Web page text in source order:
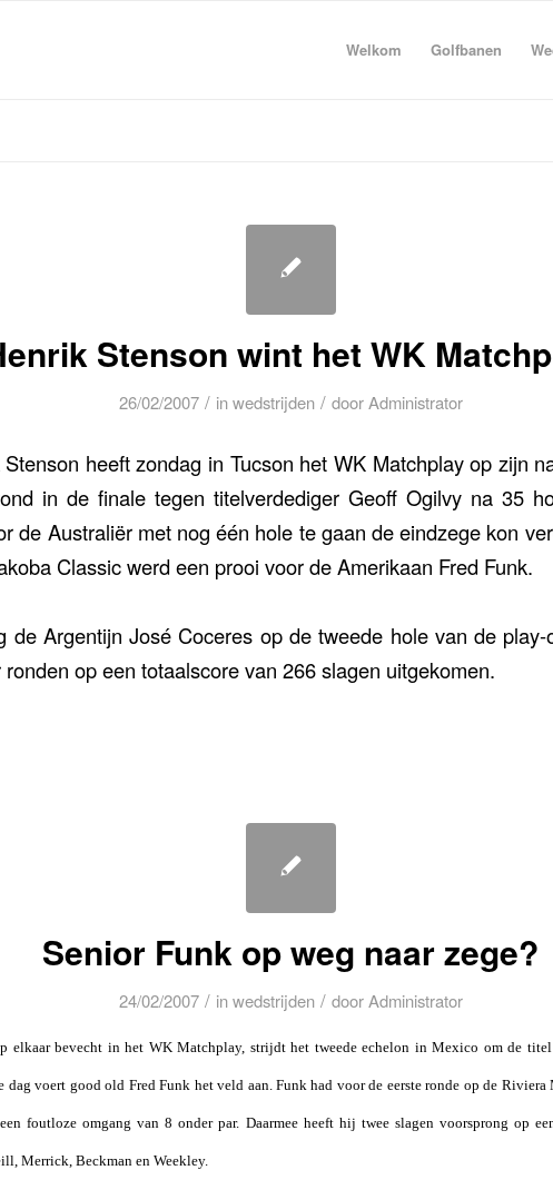
Welkom Golfbanen
Stenson wint het WK
26/02/2007 / inwedstrijden / door Administrator
heeft zondag in Tucson het WK Matchplay op zijn
in de finale tegen titelverdediger Geoff Ogilvy na 35
de Australiër met nog één hole te gaan de eindzege kon
Classic werd een prooi voor de Amerikaan Fred Funk.
de Argentijn José Coceres op de tweede hole van de
op een totaalscore van 266 slagen uitgekomen.
Senior Funk op weg naar zege?
24/02/2007 / inwedstrijden / doorAdministrator
elkaar bevecht in het WK Matchplay, strijdt het tweede echelon in Mexico om de
dag voert good old Fred Funk het veld aan. Funk had voor de eerste ronde op de Riviera
foutloze omgang van 8 onder par. Daarmee heeft hij twee slagen voorsprong op
Merrick, Beckman en Weekley.